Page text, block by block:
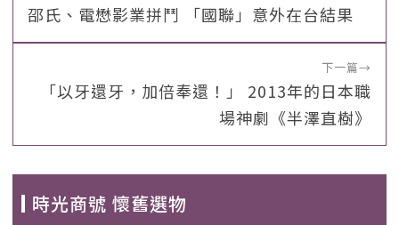
邵氏、電懋影業拼鬥 「國聯」意外在台結果
下一篇→
「以牙還牙，加倍奉還！」 2013年的日本職
場神劇《半澤直樹》
時光商號 懷舊選物